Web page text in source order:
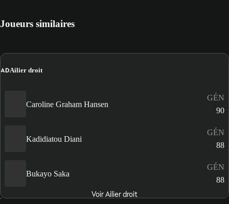
Joueurs similaires
ADAilier droit
Caroline Graham Hansen
GÉN
90
Kadidiatou Diani
GÉN
88
Bukayo Saka
GÉN
88
Voir Ailier droit